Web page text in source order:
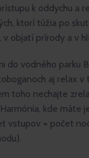
k oddychu a
ktorí túžia po
v objatí prírody a v
do vodného parku
aj relax v
toho nechajte
kde máte
vstupov = počet